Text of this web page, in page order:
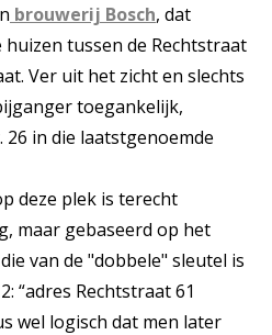
brouwerij Bosch, dat
tussen de Rechtstraat
Ver uit het zicht en slechts
toegankelijk,
in die laatstgenoemde
deze plek is terecht
maar gebaseerd op het
van de "dobbele" sleutel is
“adres Rechtstraat 61
wel logisch dat men later